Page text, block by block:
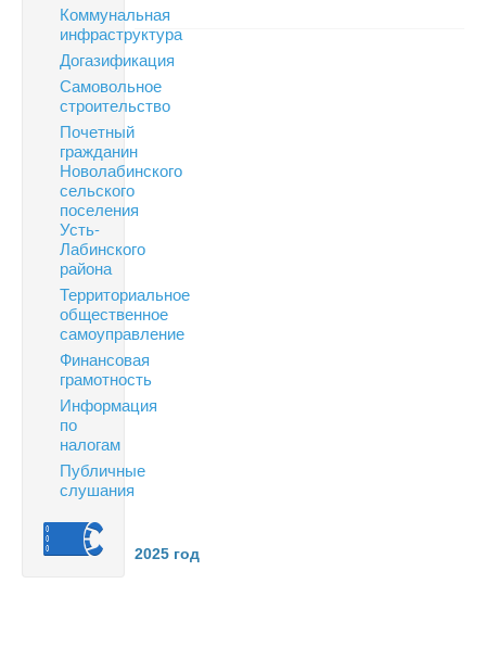
Коммунальная
инфраструктура
Догазификация
Самовольное
строительство
Почетный
гражданин
Новолабинского
сельского
поселения
Усть-
Лабинского
района
Территориальное
общественное
самоуправление
Финансовая
грамотность
Информация
по
налогам
Публичные
слушания
2025 год